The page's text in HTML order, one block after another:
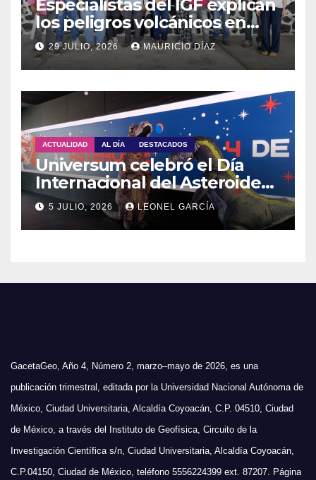
Especialistas del IGF explican
los peligros volcánicos en
Guadalupe Huexocuapan
29 JULIO, 2026 MAURICIO DÍAZ
ACTUALIDAD AL DÍA DESTACADOS
Universum celebró el Día
Internacional del Asteroide
con actividades para toda la
familia
5 JULIO, 2026 LEONEL GARCÍA
GacetaGeo, Año 4, Número 2, marzo–mayo de 2026, es una
publicación trimestral, editada por la Universidad Nacional Autónoma de
México, Ciudad Universitaria, Alcaldía Coyoacán, C.P. 04510, Ciudad
de México, a través del Instituto de Geofísica, Circuito de la
Investigación Científica s/n, Ciudad Universitaria, Alcaldía Coyoacán,
C.P.04150, Ciudad de México, teléfono 5556224399 ext. 87207. Página